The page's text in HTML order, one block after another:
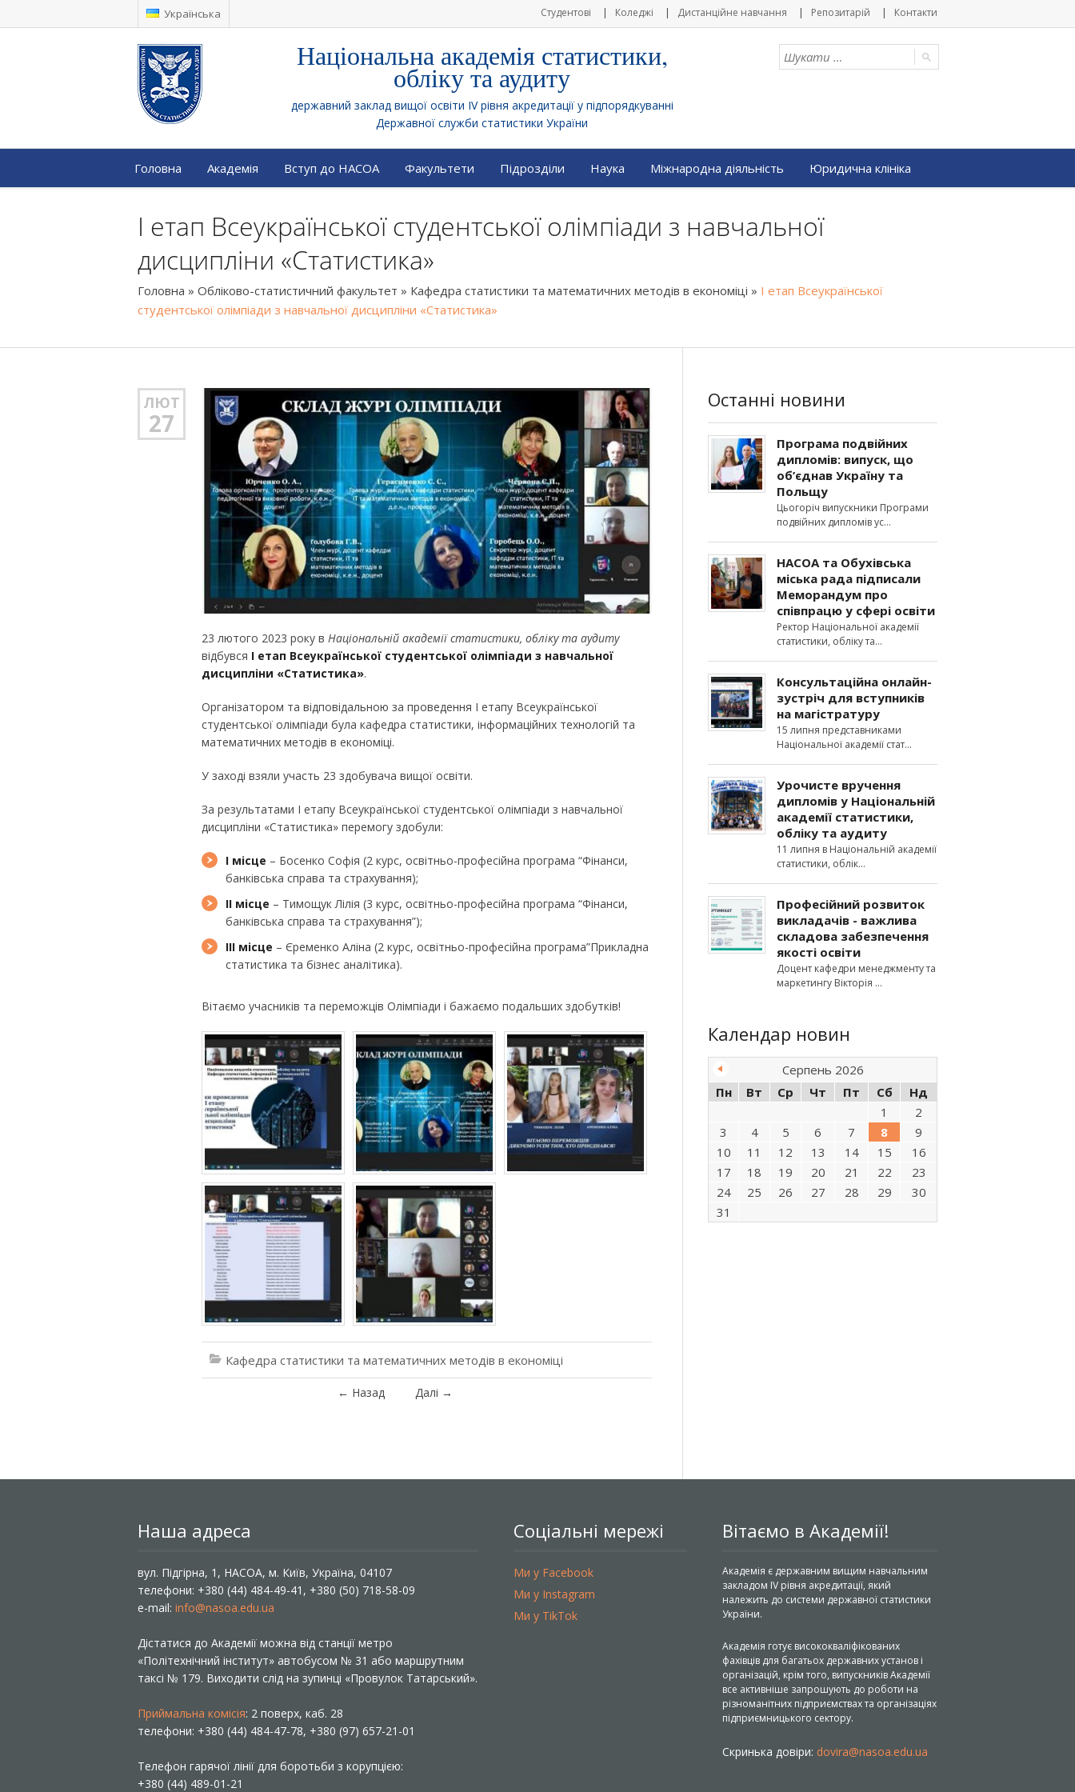
Українська Студентові Коледжі Дистанційне навчання Репозитарій Контакти
Національна академія статистики,
обліку та аудиту
державний заклад вищої освіти IV рівня акредитації у підпорядкуванні
Державної служби статистики України
Головна Академія Вступ до НАСОА Факультети Підрозділи Наука Міжнародна діяльність Юридична клініка
І етап Всеукраїнської студентської олімпіади з навчальної
дисципліни «Статистика»
Головна » Обліково-статистичний факультет » Кафедра статистики та математичних методів в економіці » І етап Всеукраїнської
студентської олімпіади з навчальної дисципліни «Статистика»
ЛЮТ
27
23 лютого 2023 року в Національній академії статистики, обліку та аудиту
відбувся І етап Всеукраїнської студентської олімпіади з навчальної
дисципліни «Статистика».
Організатором та відповідальною за проведення І етапу Всеукраїнської
студентської олімпіади була кафедра статистики, інформаційних технологій та
математичних методів в економіці.
У заході взяли участь 23 здобувача вищої освіти.
За результатами І етапу Всеукраїнської студентської олімпіади з навчальної
дисципліни «Статистика» перемогу здобули:
І місце – Босенко Софія (2 курс, освітньо-професійна програма “Фінанси,
банківська справа та страхування);
ІІ місце – Тимощук Лілія (3 курс, освітньо-професійна програма “Фінанси,
банківська справа та страхування”);
ІІІ місце – Єременко Аліна (2 курс, освітньо-професійна програма”Прикладна
статистика та бізнес аналітика).
Вітаємо учасників та переможців Олімпіади і бажаємо подальших здобутків!
Кафедра статистики та математичних методів в економіці
← Назад Далі →
Останні новини
Програма подвійних
дипломів: випуск, що
об’єднав Україну та
Польщу
Цьогоріч випускники Програми
подвійних дипломів ус
НАСОА та Обухівська
міська рада підписали
Меморандум про
співпрацю у сфері освіти
Ректор Національної академії
статистики, обліку та
Консультаційна онлайн-
зустріч для вступників
на магістратуру
15 липня представниками
Національної академії стат
Урочисте вручення
дипломів у Національній
академії статистики,
обліку та аудиту
11 липня в Національній академії
статистики, облік
Професійний розвиток
викладачів - важлива
складова забезпечення
якості освіти
Доцент кафедри менеджменту та
маркетингу Вікторія
Календар новин
Серпень 2026
Пн
Вт Ср Чт Пт Сб
Нд
1
2
3
4 5 6 7 8
9
10
11 12 13 14 15
16
17
18 19 20 21 22
23
24
25 26 27 28 29
30
31
Наша адреса
вул. Підгірна, 1, НАСОА, м. Київ, Україна, 04107
телефони: +380 (44) 484-49-41, +380 (50) 718-58-09
e-mail: info@nasoa.edu.ua
Дістатися до Академії можна від станції метро
«Політехнічний інститут» автобусом № 31 або маршрутним
таксі № 179. Виходити слід на зупинці «Провулок Татарський».
Приймальна комісія: 2 поверх, каб. 28
телефони: +380 (44) 484-47-78, +380 (97) 657-21-01
Телефон гарячої лінії для боротьби з корупцією:
+380 (44) 489-01-21
Соціальні мережі
Ми у Facebook
Ми у Instagram
Ми у TikTok
Вітаємо в Академії!
Академія є державним вищим навчальним
закладом IV рівня акредитації, який
належить до системи державної статистики
України.
Академія готує висококваліфікованих
фахівців для багатьох державних установ і
організацій, крім того, випускників Академії
все активніше запрошують до роботи на
різноманітних підприємствах та організаціях
підприємницького сектору.
Скринька довіри: dovira@nasoa.edu.ua